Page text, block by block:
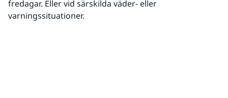
fredagar. Eller vid särskilda väder- eller
varningssituationer.